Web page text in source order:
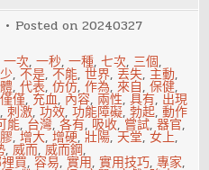
Posted on20240327
一次,一秒,一種,七次, 三個,
,不是,不能,世界, 丟失,主動,
,代表,仿仿,作為,來自,保健,
僅僅, 充血, 內容, 兩性,具有, 出現
,刺激,功效,功能障礙,勃起,動作
能, 台灣,各有, 吸收, 嘗試,器官,
,增大,增硬,壯陽, 天堂,女上,
,威而,威而鋼,
買,容易,實用,實用技巧,專家,